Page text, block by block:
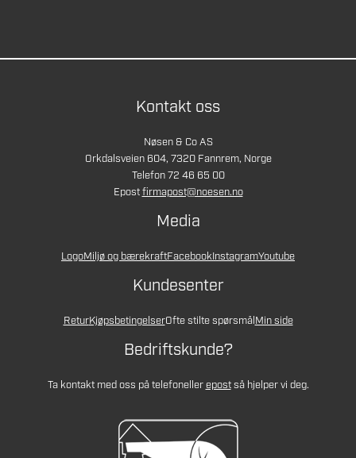
Kontakt oss
Nøsen & Co AS
Orkdalsveien 604, 7320 Fannrem, Norge
Telefon 72 46 65 00
Epostfirmapost@noesen.no
Media
LogoMiljø og bærekraftFacebookInstagramYoutube
Kundesenter
ReturKjøpsbetingelserOfte stilte spørsmålMin side
Bedriftskunde?
Ta kontakt med oss på telefonellerepostså hjelper vi deg.